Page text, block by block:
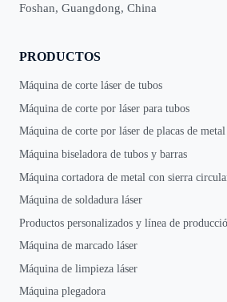
Foshan, Guangdong, China
PRODUCTOS
Máquina de corte láser de tubos
Máquina de corte por láser para tubos
Máquina de corte por láser de placas de metal
Máquina biseladora de tubos y barras
Máquina cortadora de metal con sierra
Máquina de soldadura láser
Productos personalizados y línea de
Máquina de marcado láser
Máquina de limpieza láser
Máquina plegadora